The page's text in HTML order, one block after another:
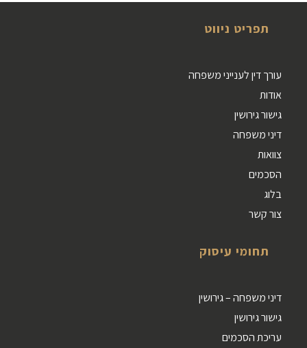
תפריט ניווט
עורך דין לענייני משפחה
אודות
גישור גירושין
דיני משפחה
צוואות
הסכמים
בלוג
צור קשר
תחומי עיסוק
דיני משפחה – גירושין
גישור גירושין
עריכת הסכמים